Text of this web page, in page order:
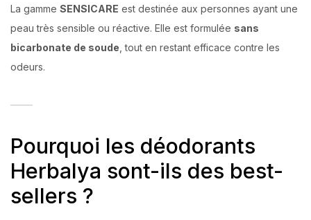
La gamme SENSICARE est destinée aux personnes ayant une
peau très sensible ou réactive. Elle est formulée sans
bicarbonate de soude , tout en restant efficace contre les
odeurs.
Pourquoi les déodorants
Herbalya sont-ils des best-
sellers ?